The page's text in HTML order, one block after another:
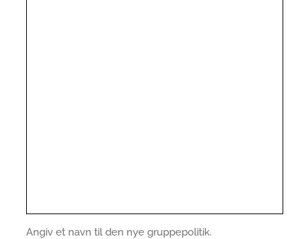
Angiv et navn til den nye gruppepolitik.